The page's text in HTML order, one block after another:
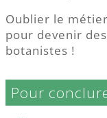
Oublier le
pour devenir
botanistes !
Pour